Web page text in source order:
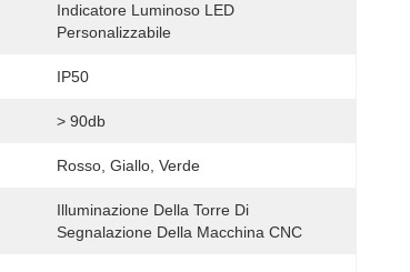
Indicatore Luminoso LED
Personalizzabile
IP50
> 90db
Rosso, Giallo, Verde
Illuminazione Della Torre Di
Segnalazione Della Macchina CNC